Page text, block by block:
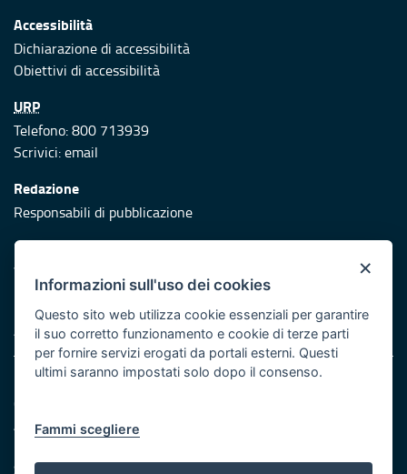
Accessibilità
Dichiarazione di accessibilità
Obiettivi di accessibilità
URP
Telefono: 800 713939
Scrivici:email
Redazione
Responsabili di pubblicazione
Protezione civile
Vai al sito di Protezione Civile Puglia
Iniziativa finanziata con risorse del POR Puglia 2014/2020 -
Asse XI
Note legali
Cookie e privacy
Atti di notifica
Servizi Intranet
×
Informazioni sull'uso dei cookies
Questo sito web utilizza cookie essenziali per garantire
il suo corretto funzionamento e cookie di terze parti
per fornire servizi erogati da portali esterni. Questi
ultimi saranno impostati solo dopo il consenso.
Fammi scegliere